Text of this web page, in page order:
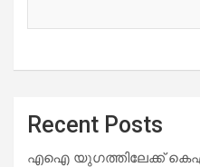
Recent Posts
എഐ യുഗത്തിലേക്ക്